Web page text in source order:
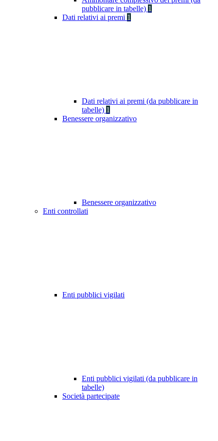
pubblicare in tabelle) 1
Dati relativi ai premi 1
Dati relativi ai premi (da pubblicare in
tabelle) 1
Benessere organizzativo
Benessere organizzativo
Enti controllati
Enti pubblici vigilati
Enti pubblici vigilati (da pubblicare in
tabelle)
Società partecipate